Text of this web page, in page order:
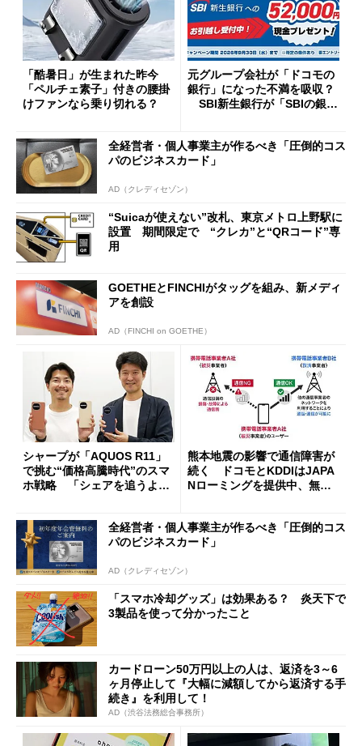
「酷暑日」が生まれた昨今
「ペルチェ素子」付きの腰掛
けファンなら乗り切れる？
元グループ会社が「ドコモの
銀行」になった不満を吸収？
SBI新生銀行が「SBIの銀
開催
全経営者・個人事業主が作るべき「圧倒的コス
パのビジネスカード」
AD（クレディセゾン）
“Suicaが使えない”改札、東京メトロ上野駅に
設置 期間限定で “クレカ”と“QRコード”専
用
GOETHEとFINCHIがタッグを組み、新メディ
アを創設
AD（FINCHI on GOETHE）
シャープが「AQUOS R11」
で挑む“価格高騰時代”のスマ
ホ戦略 「シェアを追うより
熊本地震の影響で通信障害が
続く ドコモとKDDIはJAPA
Nローミングを提供中、無料
全経営者・個人事業主が作るべき「圧倒的コス
パのビジネスカード」
AD（クレディセゾン）
「スマホ冷却グッズ」は効果ある？ 炎天下で
3製品を使って分かったこと
カードローン50万円以上の人は、返済を3～6
ヶ月停止して『大幅に減額してから返済する手
続き』を利用して！
AD（渋谷法務総合事務所）